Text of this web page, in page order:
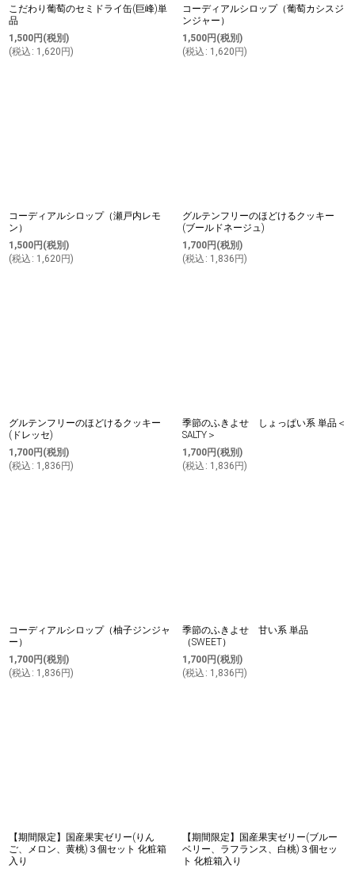
こだわり葡萄のセミドライ缶(巨峰)単
品
1,500円 (税別)
(税込 : 1,620 円)
コーディアルシロップ（葡萄カシスジ
ンジャー）
1,500円 (税別)
(税込 : 1,620 円)
コーディアルシロップ（瀬戸内レモ
ン）
1,500円 (税別)
(税込 : 1,620 円)
グルテンフリーのほどけるクッキー
(ブールドネージュ)
1,700円 (税別)
(税込 : 1,836 円)
グルテンフリーのほどけるクッキー
(ドレッセ)
1,700円 (税別)
(税込 : 1,836 円)
季節のふきよせ しょっぱい系 単品＜
SALTY＞
1,700円 (税別)
(税込 : 1,836 円)
コーディアルシロップ（柚子ジンジャ
ー）
1,700円 (税別)
(税込 : 1,836 円)
季節のふきよせ 甘い系 単品
（SWEET）
1,700円 (税別)
(税込 : 1,836 円)
【期間限定】国産果実ゼリー(りん
ご、メロン、黄桃)３個セット 化粧箱
入り
【期間限定】国産果実ゼリー(ブルー
ベリー、ラフランス、白桃)３個セッ
ト 化粧箱入り